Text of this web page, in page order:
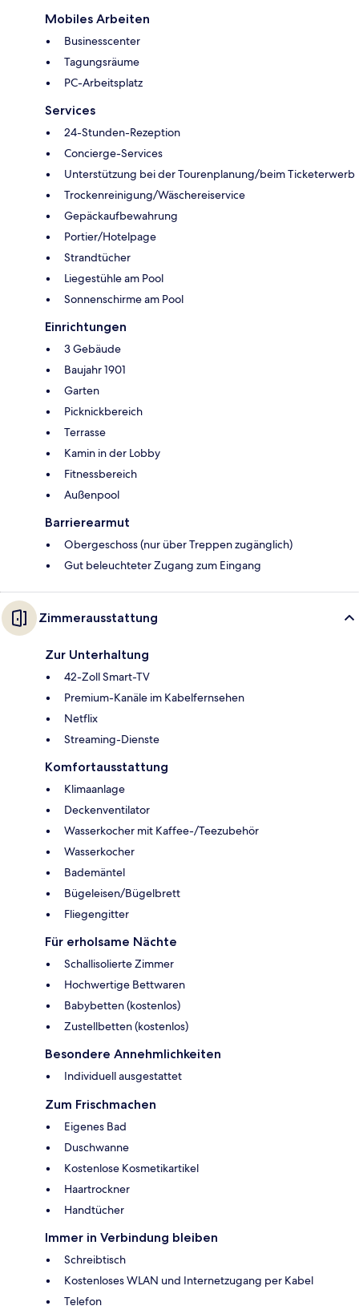
Mobiles Arbeiten
Businesscenter
Tagungsräume
PC-Arbeitsplatz
Services
24-Stunden-Rezeption
Concierge-Services
Unterstützung bei der Tourenplanung/beim Ticketerwerb
Trockenreinigung/Wäschereiservice
Gepäckaufbewahrung
Portier/Hotelpage
Strandtücher
Liegestühle am Pool
Sonnenschirme am Pool
Einrichtungen
3 Gebäude
Baujahr 1901
Garten
Picknickbereich
Terrasse
Kamin in der Lobby
Fitnessbereich
Außenpool
Barrierearmut
Obergeschoss (nur über Treppen zugänglich)
Gut beleuchteter Zugang zum Eingang
Zimmerausstattung
Zur Unterhaltung
42-Zoll Smart-TV
Premium-Kanäle im Kabelfernsehen
Netflix
Streaming-Dienste
Komfortausstattung
Klimaanlage
Deckenventilator
Wasserkocher mit Kaffee-/Teezubehör
Wasserkocher
Bademäntel
Bügeleisen/Bügelbrett
Fliegengitter
Für erholsame Nächte
Schallisolierte Zimmer
Hochwertige Bettwaren
Babybetten (kostenlos)
Zustellbetten (kostenlos)
Besondere Annehmlichkeiten
Individuell ausgestattet
Zum Frischmachen
Eigenes Bad
Duschwanne
Kostenlose Kosmetikartikel
Haartrockner
Handtücher
Immer in Verbindung bleiben
Schreibtisch
Kostenloses WLAN und Internetzugang per Kabel
Telefon